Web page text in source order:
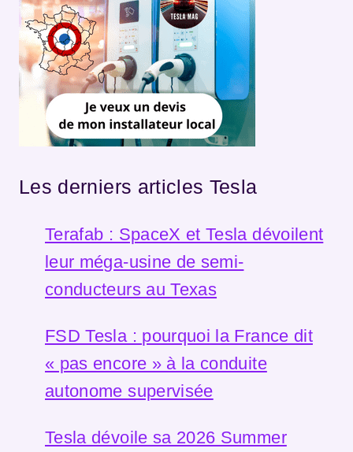
Les derniers articles Tesla
Terafab : SpaceX et Tesla dévoilent
leur méga-usine de semi-
conducteurs au Texas
FSD Tesla : pourquoi la France dit
« pas encore » à la conduite
autonome supervisée
Tesla dévoile sa 2026 Summer